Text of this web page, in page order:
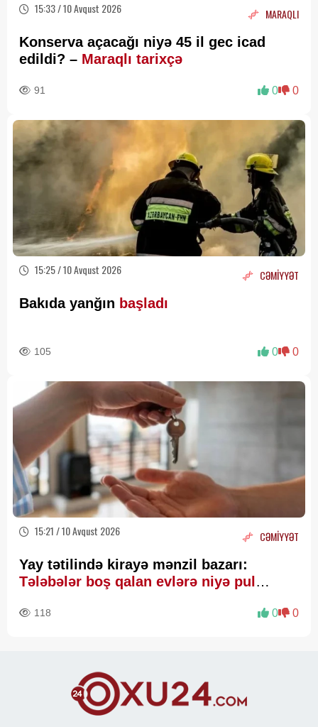
15:33 / 10 Avqust 2026 MARAQLI
Konserva açacağı niyə 45 il gec icad
edildi? – Maraqlı tarixçə
91 0 0
15:25 / 10 Avqust 2026 CƏMİYYƏT
Bakıda yanğın başladı
105 0 0
15:21 / 10 Avqust 2026 CƏMİYYƏT
Yay tətilində kirayə mənzil bazarı:
Tələbələr boş qalan evlərə niyə pul
118 0 0